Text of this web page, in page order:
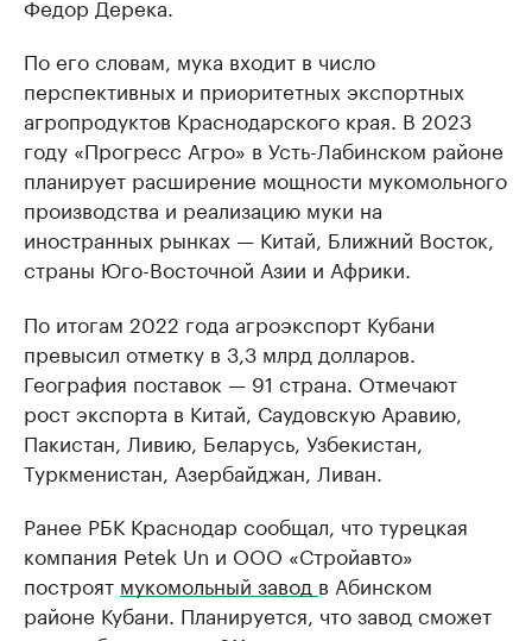
Федор Дерека.
По его словам, мука входит в число
перспективных и приоритетных экспортных
агропродуктов Краснодарского края. В 2023
году «Прогресс Агро» в Усть-Лабинском районе
планирует расширение мощности мукомольного
производства и реализацию муки на
иностранных рынках — Китай, Ближний Восток,
страны Юго-Восточной Азии и Африки.
По итогам 2022 года агроэкспорт Кубани
превысил отметку в 3,3 млрд долларов.
География поставок — 91 страна. Отмечают
рост экспорта в Китай, Саудовскую Аравию,
Пакистан, Ливию, Беларусь, Узбекистан,
Туркменистан, Азербайджан, Ливан.
Ранее РБК Краснодар сообщал, что турецкая
компания Petek Un и ООО «Стройавто»
построят мукомольный завод в Абинском
районе Кубани. Планируется, что завод сможет